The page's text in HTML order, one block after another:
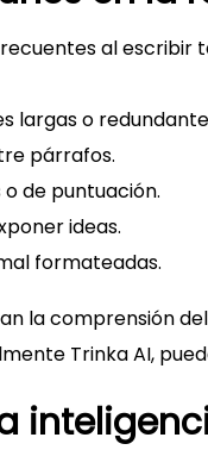
al escribir
largas o
párrafos.
de puntuación.
ideas.
formateadas.
la comprensión
Trinka AI,